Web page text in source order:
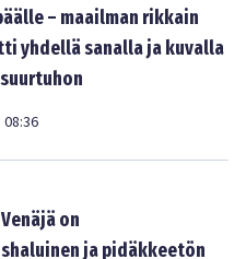
– maailman rikkain
yhdellä sanalla ja kuvalla
08:36
on
ja pidäkkeetön